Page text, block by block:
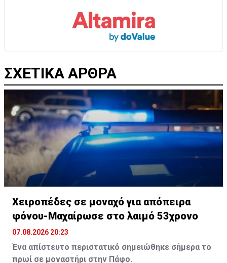
ΣΧΕΤΙΚΑ ΑΡΘΡΑ
Χειροπέδες σε μοναχό για απόπειρα
φόνου-Μαχαίρωσε στο λαιμό 53χρονο
07.08.2026 20:23
Ένα απίστευτο περιστατικό σημειώθηκε σήμερα το
πρωί σε μοναστήρι στην Πάφο.